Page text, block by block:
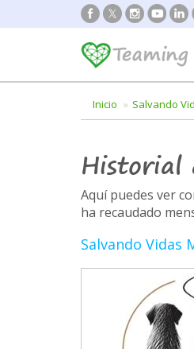
Inicio Salvando
Historial
Aquí puedes ver
ha recaudado
Salvando Vidas